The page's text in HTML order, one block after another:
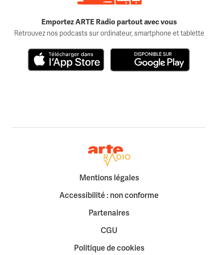
Emportez ARTE Radio partout avec vous
Retrouvez nos podcasts sur ordinateur, smartphone et tablette
Retour à la page d'accueil
Mentions légales
Accessibilité : non conforme
Partenaires
CGU
Politique de cookies